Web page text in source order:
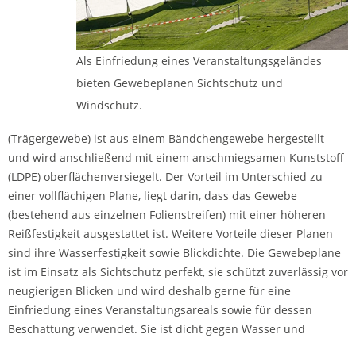
Als Einfriedung eines Veranstaltungsgeländes
bieten Gewebeplanen Sichtschutz und
Windschutz.
(Trägergewebe) ist aus einem Bändchengewebe hergestellt
und wird anschließend mit einem anschmiegsamen Kunststoff
(LDPE) oberflächenversiegelt. Der Vorteil im Unterschied zu
einer vollflächigen Plane, liegt darin, dass das Gewebe
(bestehend aus einzelnen Folienstreifen) mit einer höheren
Reißfestigkeit ausgestattet ist. Weitere Vorteile dieser Planen
sind ihre Wasserfestigkeit sowie Blickdichte. Die Gewebeplane
ist im Einsatz als Sichtschutz perfekt, sie schützt zuverlässig vor
neugierigen Blicken und wird deshalb gerne für eine
Einfriedung eines Veranstaltungsareals sowie für dessen
Beschattung verwendet. Sie ist dicht gegen Wasser und